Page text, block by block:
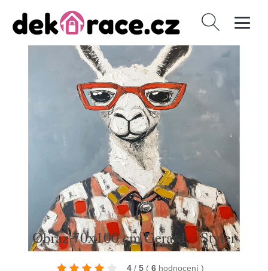
Vyhledávání
Obraz 70x100 cm Gerard – Styler
4 / 5 ( 6 hodnocení )